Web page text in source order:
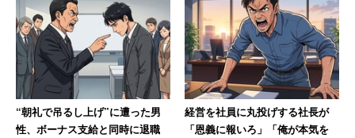
“朝礼で吊るし上げ”に遭った男
性、ボーナス支給と同時に退職
経営を社員に丸投げする社長が
「恩義に報いろ」「俺が本気を